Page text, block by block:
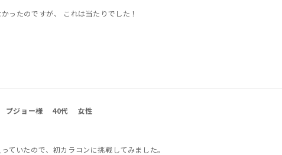
ったのですが、 これは当たりでした！
プジョー様 40代 女性
ていたので、初カラコンに挑戦してみました。